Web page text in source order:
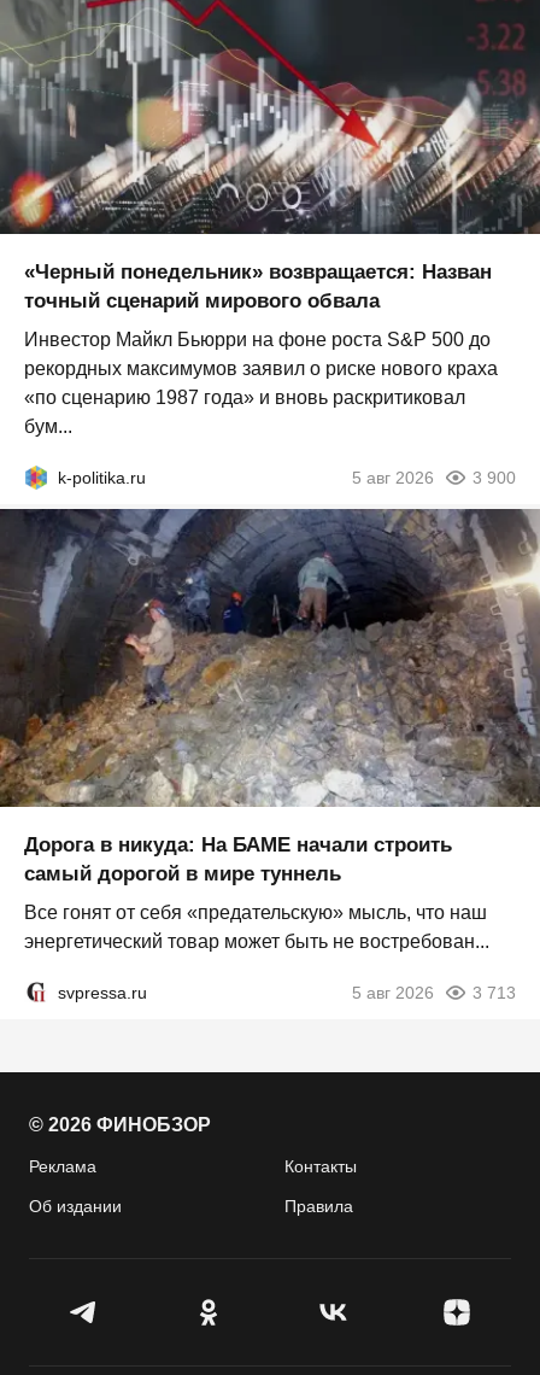
«Черный понедельник» возвращается: Назван
точный сценарий мирового обвала
Инвестор Майкл Бьюрри на фоне роста S&P 500 до
рекордных максимумов заявил о риске нового краха
«по сценарию 1987 года» и вновь раскритиковал
бум...
k-politika.ru 5 авг 2026 3 900
Дорога в никуда: На БАМЕ начали строить
самый дорогой в мире туннель
Все гонят от себя «предательскую» мысль, что наш
энергетический товар может быть не востребован...
svpressa.ru 5 авг 2026 3 713
© 2026 ФИНОБЗОР
Реклама Контакты
Об издании Правила